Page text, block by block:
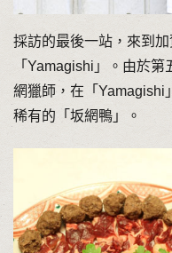
採訪的最後一站，來到
「Yamagishi」。由於
網獵師，在「Yamagishi
稀有的「坂網鴨」。